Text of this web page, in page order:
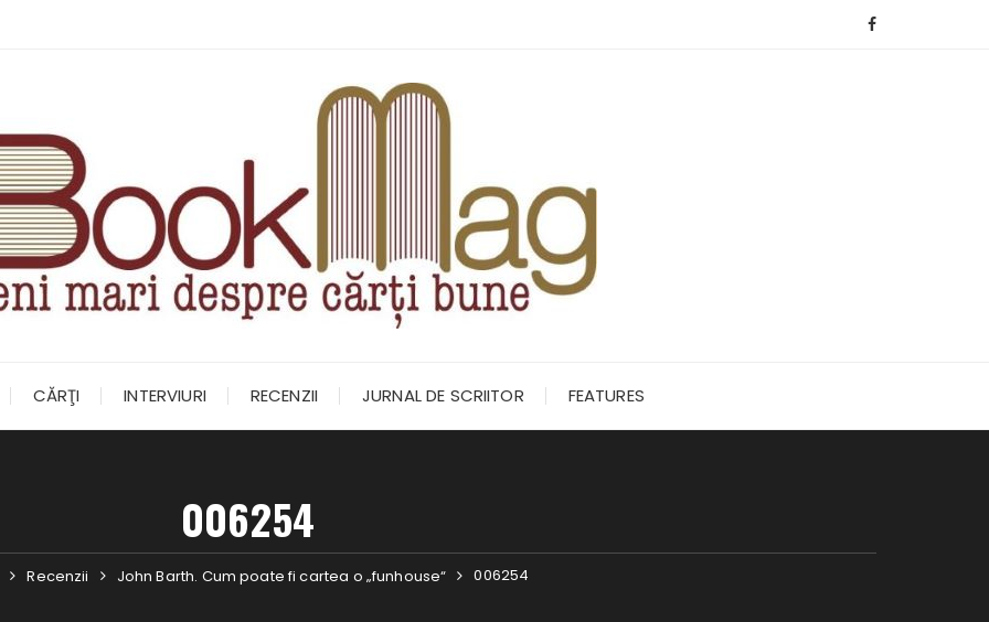
CĂRŢI INTERVIURI RECENZII JURNAL DE SCRIITOR FEATURES
006254
Recenzii John Barth. Cum poate fi cartea o „funhouse“ 006254